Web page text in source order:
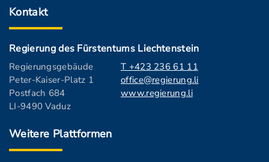
Kontakt
Regierung des Fürstentums Liechtenstein
Regierungsgebäude
Peter-Kaiser-Platz 1
Postfach 684
LI-9490 Vaduz
T +423 236 61 11
office@regierung.li
www.regierung.li
Weitere Plattformen